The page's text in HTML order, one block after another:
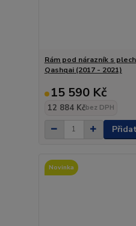
Rám pod nárazník s
Qashqai (2017 - 2021)
15 590 Kč
12 884 Kčbez DPH
Novinka